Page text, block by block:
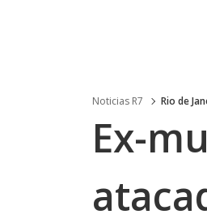
Noticias R7 Rio de
Ex-